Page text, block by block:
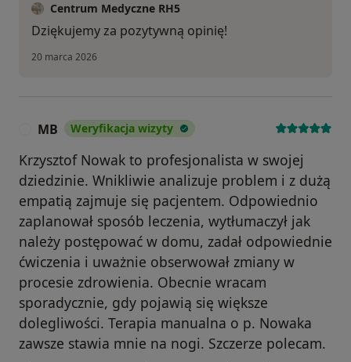
Centrum Medyczne RH5
Dziękujemy za pozytywną opinię!
20 marca 2026
MB Weryfikacja wizyty
Krzysztof Nowak to profesjonalista w swojej
dziedzinie. Wnikliwie analizuje problem i z dużą
empatią zajmuje się pacjentem. Odpowiednio
zaplanował sposób leczenia, wytłumaczył jak
należy postępować w domu, zadał odpowiednie
ćwiczenia i uważnie obserwował zmiany w
procesie zdrowienia. Obecnie wracam
sporadycznie, gdy pojawią się większe
dolegliwości. Terapia manualna o p. Nowaka
zawsze stawia mnie na nogi. Szczerze polecam.